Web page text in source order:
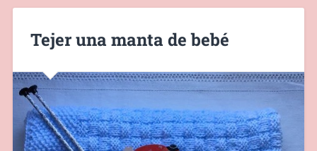
Tejer una manta de bebé